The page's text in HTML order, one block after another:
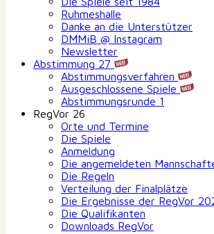
Ruhmeshalle
Danke an die Unterstützer
DMMiB @ Instagram
Newsletter
Abstimmung 27
Abstimmungsverfahren
Ausgeschlossene Spiele
Abstimmungsrunde 1
RegVor 26
Orte und Termine
Die Spiele
Anmeldung
Die angemeldeten
Die Regeln
Verteilung der Finalplätze
Die Ergebnisse der RegVor
Die Qualifikanten
Downloads RegVor